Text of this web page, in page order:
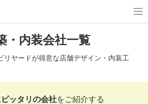
・内装会社一覧
リヤードが得意な店舗デザイン・内装工
ッタリの会社をご紹介する